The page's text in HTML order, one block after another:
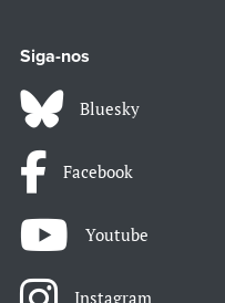
Siga-nos
Bluesky
Facebook
Youtube
Instagram